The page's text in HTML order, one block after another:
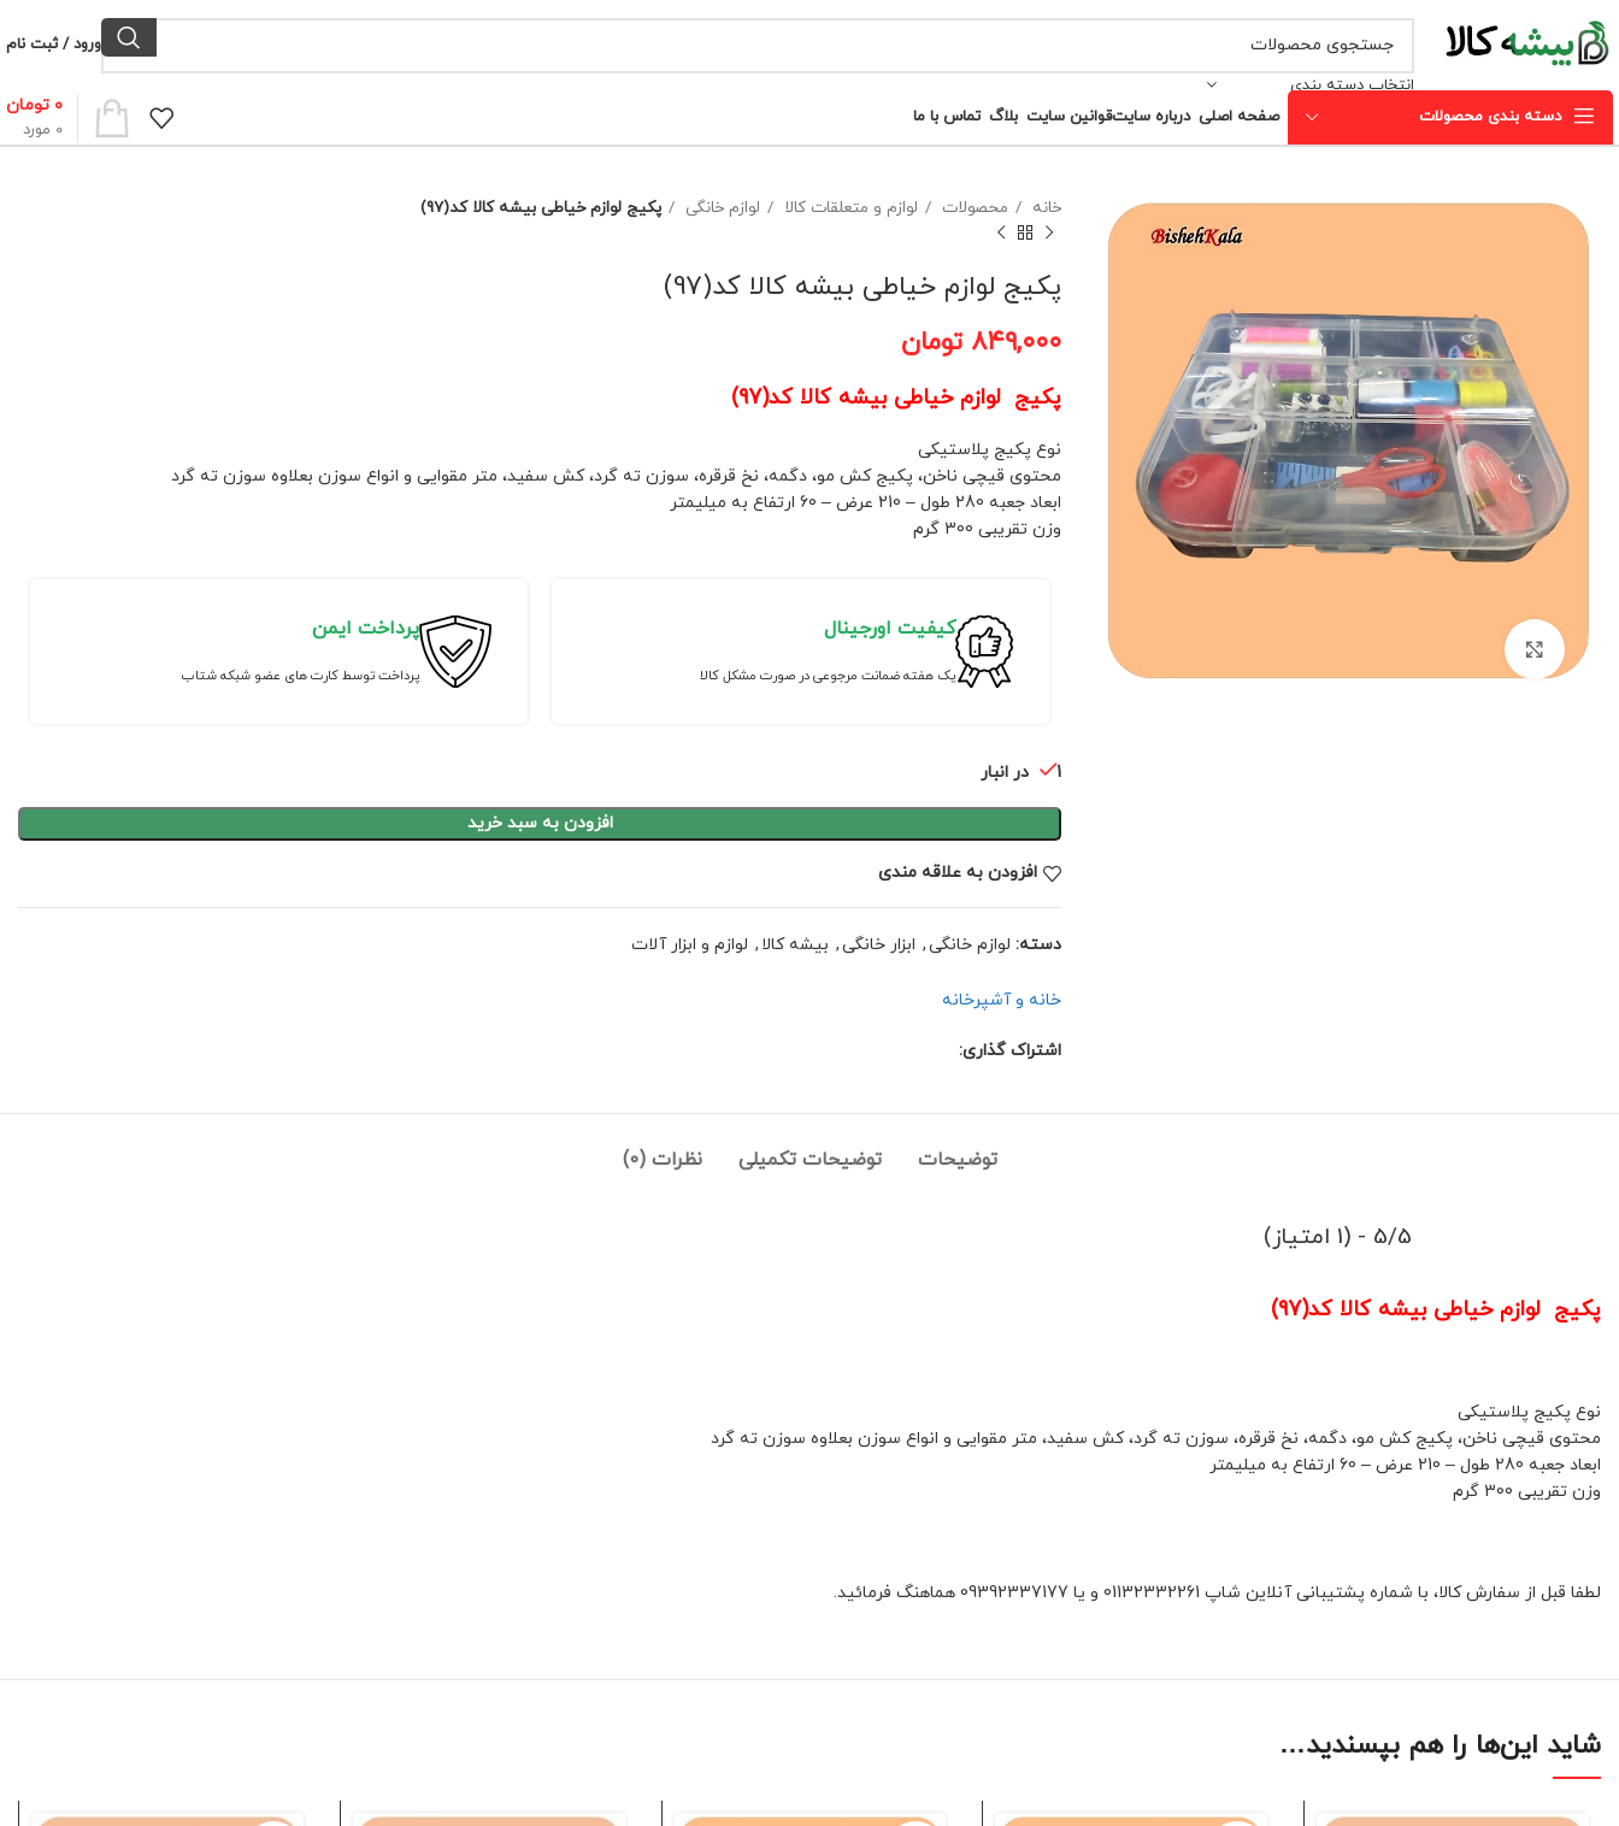
انتخاب دسته بندی
ورود / ثبت نام
دسته بندی محصولات صفحه اصلی درباره سایتقوانین سایت بلاگ تماس با ما
0 مورد
۰ تومان
خانه محصولات لوازم و متعلقات کالا لوازم خانگی پکیج لوازم خیاطی بیشه کالا کد(97)
پکیج لوازم خیاطی بیشه کالا کد(97)
۸۴۹,۰۰۰ تومان
پکیج لوازم خیاطی بیشه کالا کد(97)
نوع پکیج پلاستیکی
محتوی قیچی ناخن، پکیج کش مو، دگمه، نخ قرقره، سوزن ته گرد، کش سفید، متر مقوایی و انواع سوزن بعلاوه سوزن ته گرد
ابعاد جعبه 280 طول – 210 عرض – 60 ارتفاع به میلیمتر
وزن تقریبی 300 گرم
کیفیت اورجینال
یک هفته ضمانت مرجوعی در صورت مشکل کالا
پرداخت ایمن
پرداخت توسط کارت های عضو شبکه شتاب
1 در انبار
افزودن به سبد خرید
افزودن به علاقه مندی
دسته: لوازم خانگی, ابزار خانگی, بیشه کالا , لوازم و ابزار آلات
خانه و آشپرخانه
اشتراک گذاری:
توضیحات توضیحات تکمیلی نظرات (0)
5/5 - (1 امتیاز)
پکیج لوازم خیاطی بیشه کالا کد(97)
نوع پکیج پلاستیکی
محتوی قیچی ناخن، پکیج کش مو، دگمه، نخ قرقره، سوزن ته گرد، کش سفید، متر مقوایی و انواع سوزن بعلاوه سوزن ته گرد
ابعاد جعبه 280 طول – 210 عرض – 60 ارتفاع به میلیمتر
وزن تقریبی 300 گرم
لطفا قبل از سفارش کالا، با شماره پشتیبانی آنلاین شاپ 01132332261 و یا 09392337177 هماهنگ فرمائید.
شاید این‌ها را هم بپسندید…